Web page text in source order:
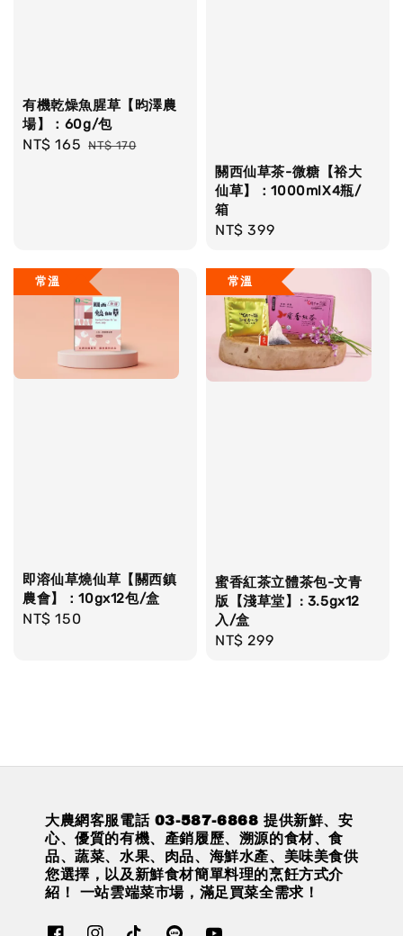
有機乾燥魚腥草【昀澤農
場】：60g/包
Sale
NT$ 165 Regular
NT$ 170
關西仙草茶-微糖【裕大
仙草】：1000mlX4瓶/
箱
Regular
NT$ 399
常溫
即溶仙草燒仙草【關西鎮
農會】：10gx12包/盒
Regular
NT$ 150
常溫
蜜香紅茶立體茶包-文青
版【淺草堂】: 3.5gx12
入/盒
Regular
NT$ 299
大農網客服電話 03-587-6868 提供新鮮、安
心、優質的有機、產銷履歷、溯源的食材、食
品、蔬菜、水果、肉品、海鮮水產、美味美食供
您選擇，以及新鮮食材簡單料理的烹飪方式介
紹！ 一站雲端菜市場，滿足買菜全需求！